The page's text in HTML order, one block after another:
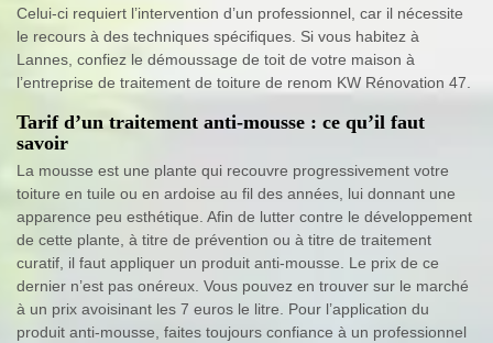
Celui-ci requiert l’intervention d’un professionnel, car il nécessite
le recours à des techniques spécifiques. Si vous habitez à
Lannes, confiez le démoussage de toit de votre maison à
l’entreprise de traitement de toiture de renom KW Rénovation 47.
Tarif d’un traitement anti-mousse : ce qu’il faut
savoir
La mousse est une plante qui recouvre progressivement votre
toiture en tuile ou en ardoise au fil des années, lui donnant une
apparence peu esthétique. Afin de lutter contre le développement
de cette plante, à titre de prévention ou à titre de traitement
curatif, il faut appliquer un produit anti-mousse. Le prix de ce
dernier n’est pas onéreux. Vous pouvez en trouver sur le marché
à un prix avoisinant les 7 euros le litre. Pour l’application du
produit anti-mousse, faites toujours confiance à un professionnel